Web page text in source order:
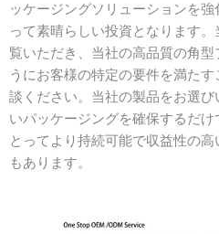
ッケージングソリューションを
って素晴らしい投資となります
覧いただき、当社の高品質の角
うにお客様の特定の要件を満た
談ください。当社の製品をお選
いパッケージングを確保するだ
とってより持続可能で収益性の
もあります。